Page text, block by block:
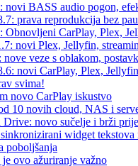
novi BASS audio pogon,
prava reprodukcija bez
Obnovljeni CarPlay, Plex,
novi Plex, Jellyfin,
nove veze s oblakom,
novi CarPlay, Plex,
svima!
novo CarPlay iskustvo
10 novih cloud, NAS i
novo sučelje i brži
widget tekstova
poboljšanja
je ovo ažuriranje važno